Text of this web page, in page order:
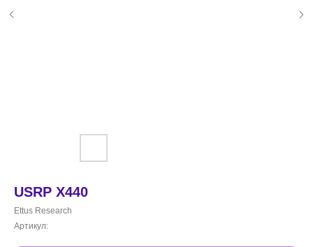
USRP X440
Ettus Research
Артикул: